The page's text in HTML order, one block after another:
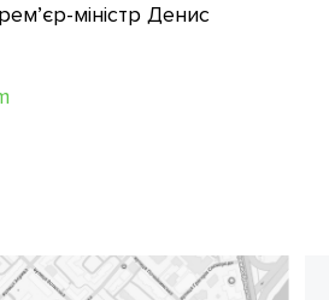
міністр Денис